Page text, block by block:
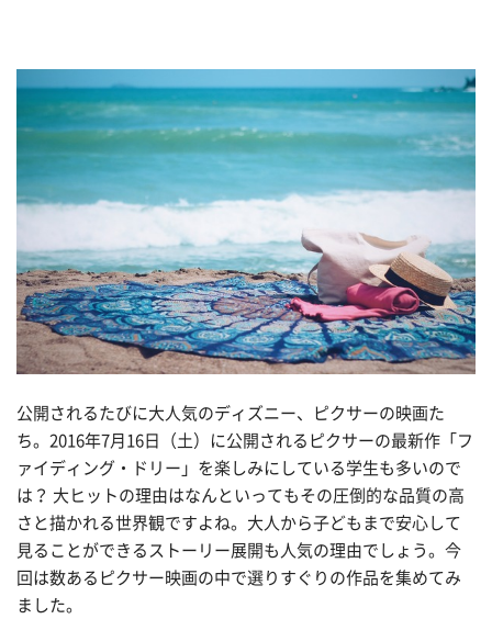
公開されるたびに大人気のディズニー、ピクサーの映画た
ち。2016年7月16日（土）に公開されるピクサーの最新作「フ
ァイディング・ドリー」を楽しみにしている学生も多いので
は？ 大ヒットの理由はなんといってもその圧倒的な品質の高
さと描かれる世界観ですよね。大人から子どもまで安心して
見ることができるストーリー展開も人気の理由でしょう。今
回は数あるピクサー映画の中で選りすぐりの作品を集めてみ
ました。